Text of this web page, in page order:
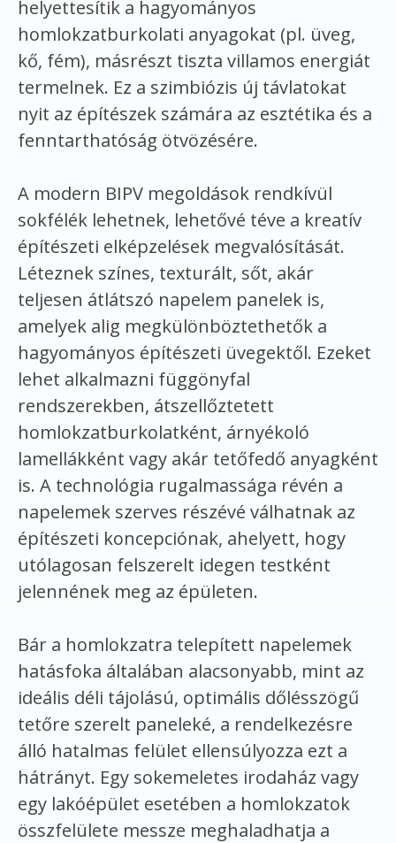
helyettesítik a hagyományos
homlokzatburkolati anyagokat (pl. üveg,
kő, fém), másrészt tiszta villamos energiát
termelnek. Ez a szimbiózis új távlatokat
nyit az építészek számára az esztétika és a
fenntarthatóság ötvözésére.
A modern BIPV megoldások rendkívül
sokfélék lehetnek, lehetővé téve a kreatív
építészeti elképzelések megvalósítását.
Léteznek színes, texturált, sőt, akár
teljesen átlátszó napelem panelek is,
amelyek alig megkülönböztethetők a
hagyományos építészeti üvegektől. Ezeket
lehet alkalmazni függönyfal
rendszerekben, átszellőztetett
homlokzatburkolatként, árnyékoló
lamellákként vagy akár tetőfedő anyagként
is. A technológia rugalmassága révén a
napelemek szerves részévé válhatnak az
építészeti koncepciónak, ahelyett, hogy
utólagosan felszerelt idegen testként
jelennének meg az épületen.
Bár a homlokzatra telepített napelemek
hatásfoka általában alacsonyabb, mint az
ideális déli tájolású, optimális dőlésszögű
tetőre szerelt paneleké, a rendelkezésre
álló hatalmas felület ellensúlyozza ezt a
hátrányt. Egy sokemeletes irodaház vagy
egy lakóépület esetében a homlokzatok
összfelülete messze meghaladhatja a